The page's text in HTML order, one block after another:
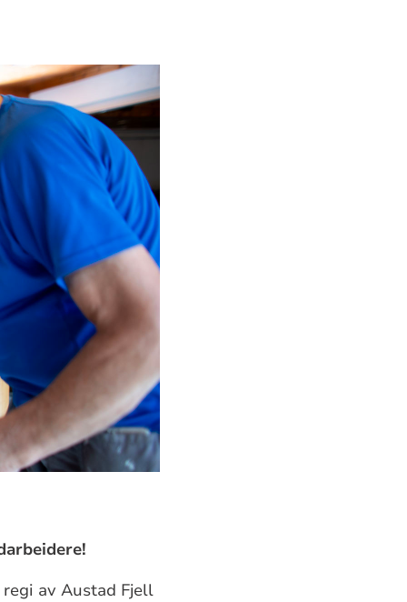
regi av Austad Fjell